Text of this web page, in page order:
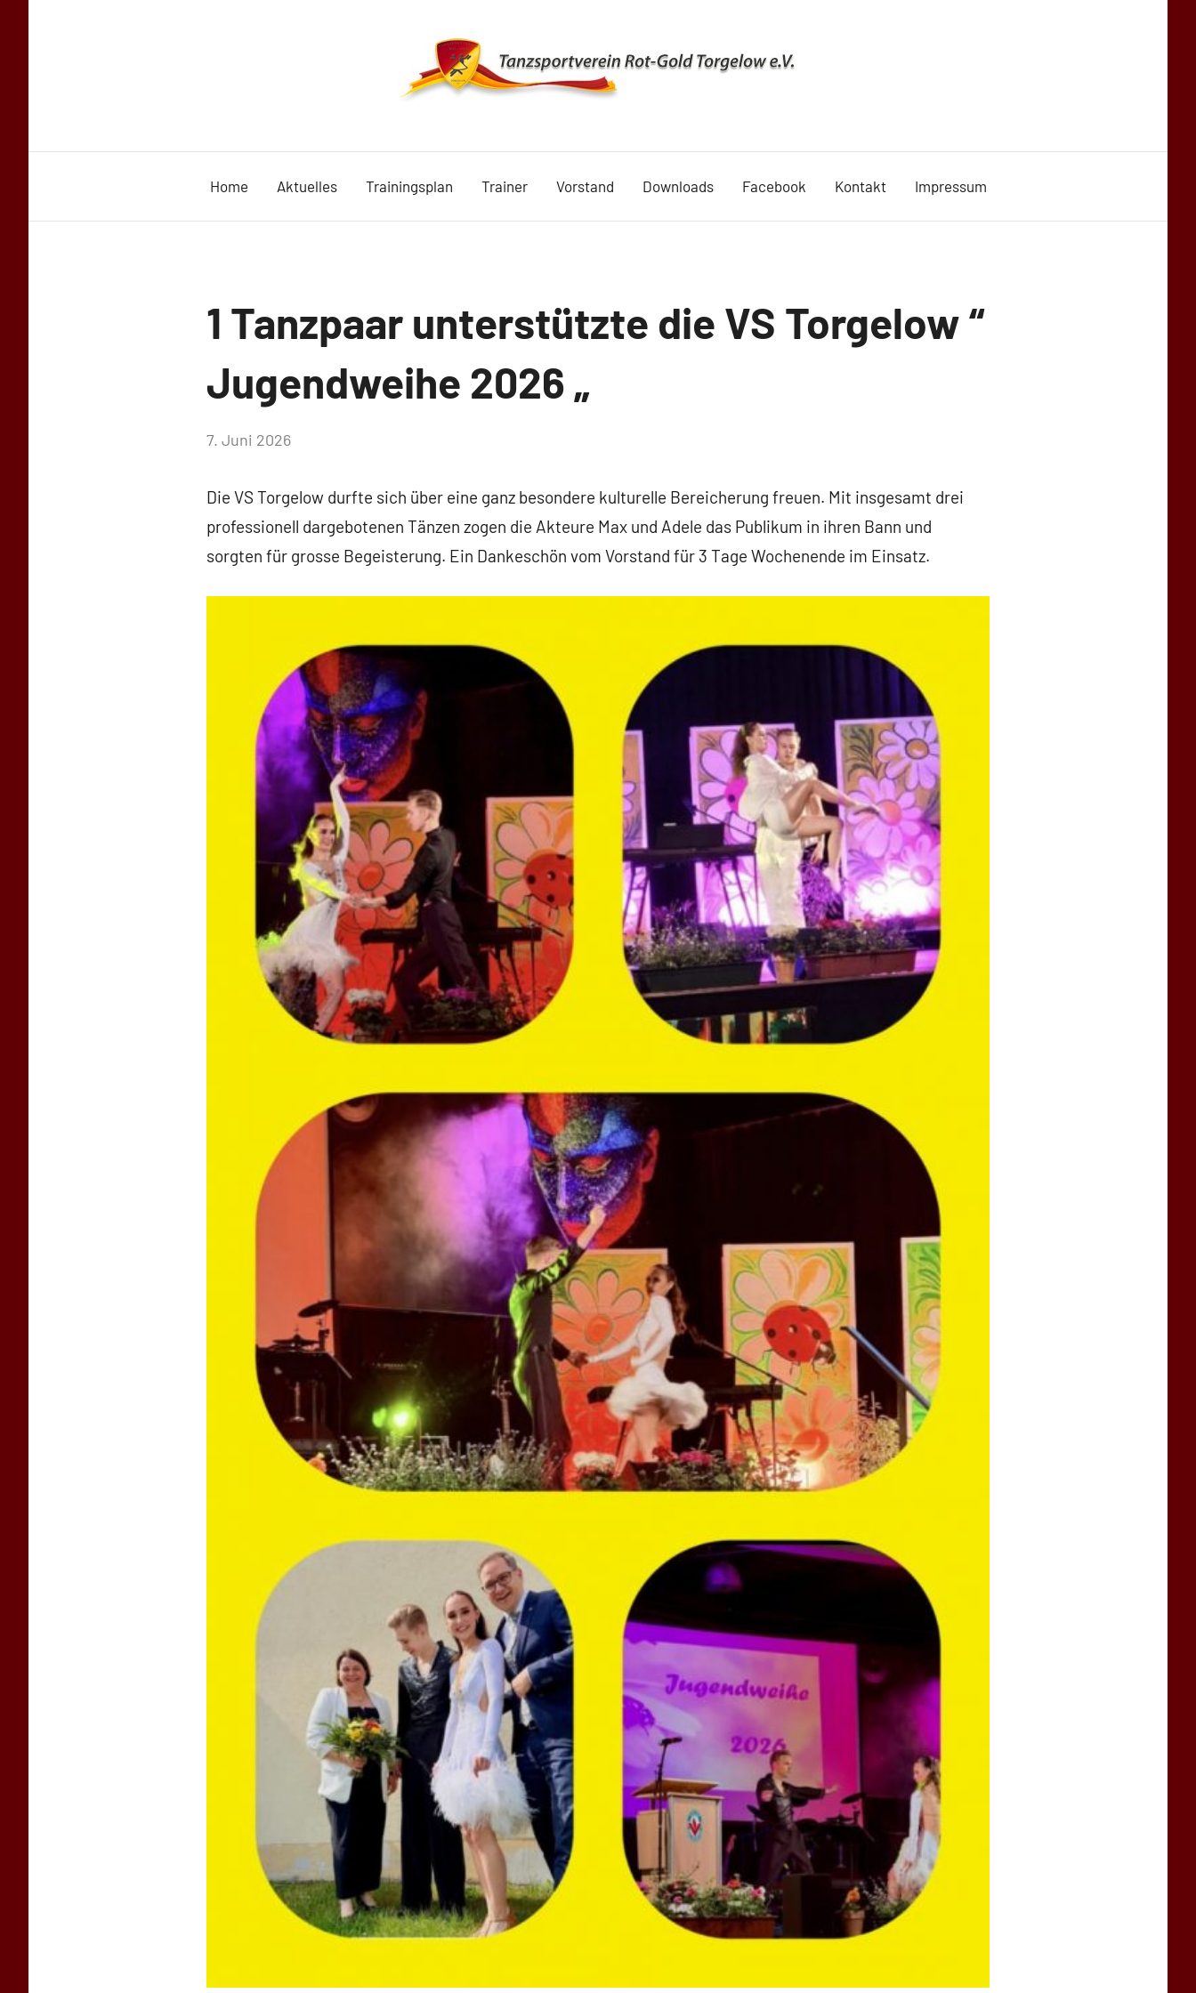
Rot
Gold
1990
Home Aktuelles Trainingsplan Trainer Vorstand Downloads Facebook Kontakt Impressum
Uncategorized
1 Tanzpaar unterstützte die VS Torgelow “
Jugendweihe 2026 „
von
Schwarz-
Stollhoff
7. Juni 2026
Die VS Torgelow durfte sich über eine ganz besondere kulturelle Bereicherung freuen. Mit insgesamt drei
professionell dargebotenen Tänzen zogen die Akteure Max und Adele das Publikum in ihren Bann und
sorgten für grosse Begeisterung. Ein Dankeschön vom Vorstand für 3 Tage Wochenende im Einsatz.